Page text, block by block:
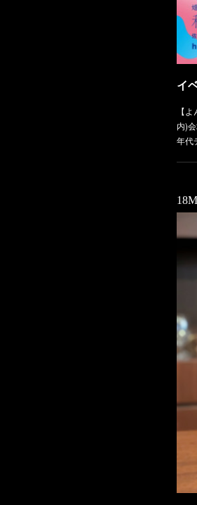
イ
【
内)
年代
18